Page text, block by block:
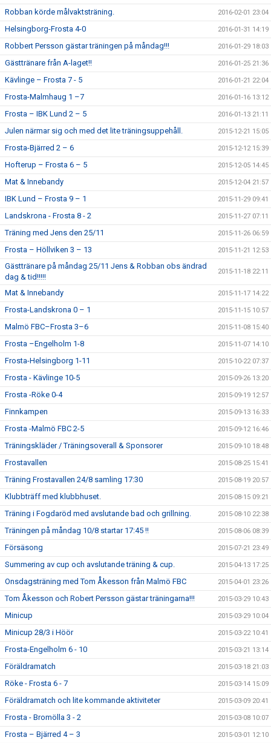
Robban körde målvaktsträning. 2016-02-01 23:04
Helsingborg-Frosta 4-0 2016-01-31 14:19
Robbert Persson gästar träningen på måndag!!! 2016-01-29 18:03
Gästtränare från A-laget!! 2016-01-25 21:36
Kävlinge – Frosta 7 - 5 2016-01-21 22:04
Frosta-Malmhaug 1 –7 2016-01-16 13:12
Frosta – IBK Lund 2 – 5 2016-01-13 21:11
Julen närmar sig och med det lite träningsuppehåll. 2015-12-21 15:05
Frosta-Bjärred 2 – 6 2015-12-12 15:39
Hofterup – Frosta 6 – 5 2015-12-05 14:45
Mat & Innebandy 2015-12-04 21:57
IBK Lund – Frosta 9 – 1 2015-11-29 09:41
Landskrona - Frosta 8 - 2 2015-11-27 07:11
Träning med Jens den 25/11 2015-11-26 06:59
Frosta – Höllviken 3 – 13 2015-11-21 12:53
Gästtränare på måndag 25/11 Jens & Robban obs ändrad
dag & tid!!!!!
2015-11-18 22:11
Mat & Innebandy 2015-11-17 14:22
Frosta-Landskrona 0 – 1 2015-11-15 10:57
Malmö FBC–Frosta 3–6 2015-11-08 15:40
Frosta –Engelholm 1-8 2015-11-07 14:10
Frosta-Helsingborg 1-11 2015-10-22 07:37
Frosta - Kävlinge 10-5 2015-09-26 13:20
Frosta -Röke 0-4 2015-09-19 12:57
Finnkampen 2015-09-13 16:33
Frosta -Malmö FBC 2-5 2015-09-12 16:46
Träningskläder / Träningsoverall & Sponsorer 2015-09-10 18:48
Frostavallen 2015-08-25 15:41
Träning Frostavallen 24/8 samling 17:30 2015-08-19 20:57
Klubbträff med klubbhuset. 2015-08-15 09:21
Träning i Fogdaröd med avslutande bad och grillning. 2015-08-10 22:38
Träningen på måndag 10/8 startar 17:45 !! 2015-08-06 08:39
Försäsong 2015-07-21 23:49
Summering av cup och avslutande träning & cup. 2015-04-13 17:25
Onsdagsträning med Tom Åkesson från Malmö FBC 2015-04-01 23:26
Tom Åkesson och Robert Persson gästar träningarna!!! 2015-03-29 10:43
Minicup 2015-03-29 10:04
Minicup 28/3 i Höör 2015-03-22 10:41
Frosta-Engelholm 6 - 10 2015-03-21 13:14
Föräldramatch 2015-03-18 21:03
Röke - Frosta 6 - 7 2015-03-14 15:09
Föräldramatch och lite kommande aktiviteter 2015-03-09 20:41
Frosta - Bromölla 3 - 2 2015-03-08 10:07
Frosta – Bjärred 4 – 3 2015-03-01 12:10